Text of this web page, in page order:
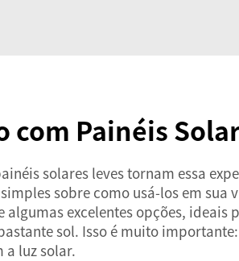
com Painéis
solares leves tornam essa
sobre como usá-los em
excelentes opções,
sol. Isso é muito
a luz solar.